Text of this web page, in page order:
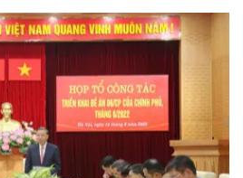
nhuệ, hiện đại, đáp ứng yêu
hình mới.